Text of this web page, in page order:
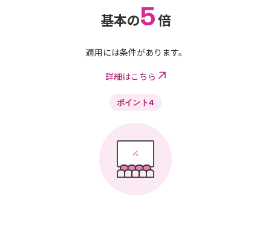
基本の5倍
適用には条件があります。
詳細はこちら
ポイント4